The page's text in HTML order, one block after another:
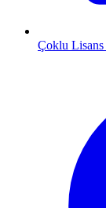
Çoklu Lisans